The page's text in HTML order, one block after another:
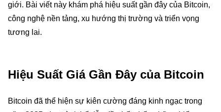
giới. Bài viết này khám phá hiệu suất gần đây của Bitcoin,
công nghệ nền tảng, xu hướng thị trường và triển vọng
tương lai.
Hiệu Suất Giá Gần Đây của Bitcoin
Bitcoin đã thể hiện sự kiên cường đáng kinh ngạc trong